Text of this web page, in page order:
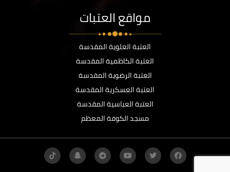
مواقع العتبات
العتبة العلوية المقدسة
العتبة الكاظمية المقدسة
العتبة الرضوية المقدسة
العتبة العسكرية المقدسة
العتبة العباسية المقدسة
مسجد الكوفة المعظم